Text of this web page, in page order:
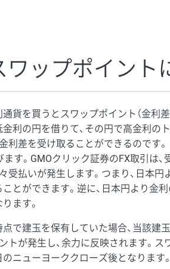
160円
円と南アフリカランド/円とメキシコペソ/
ワップポイント
貨を買うとスワップポイント（金利
利の円を借りて、その円で高金利の
利差を受け取ることができるのです
ます。GMOクリック証券のFX取引は
受払いが発生します。つまり、日本
とができます。逆に、日本円より金
ます。
で建玉を保有していた場合、当該建
トが発生し、余力に反映されます。
ニューヨーククローズ後となります